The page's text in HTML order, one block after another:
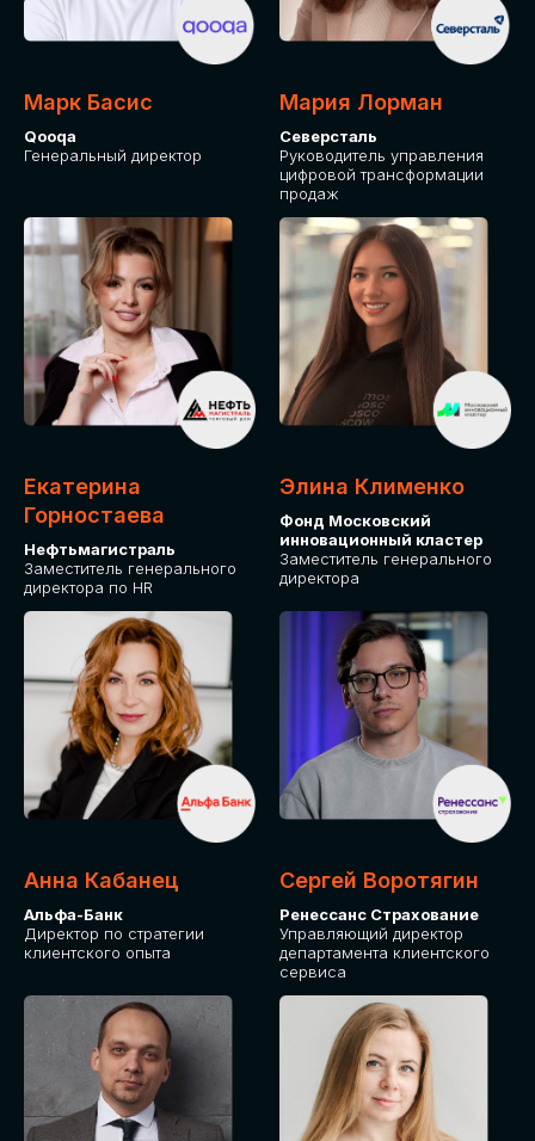
Марк Басис
Qooqa
Генеральный директор
Мария Лорман
Северсталь
Руководитель управления
цифровой трансформации
продаж
Екатерина
Горностаева
Нефтьмагистраль
Заместитель генерального
директора по HR
Элина Клименко
Фонд Московский
инновационный кластер
Заместитель генерального
директора
Анна Кабанец
Альфа-Банк
Директор по стратегии
клиентского опыта
Сергей Воротягин
Ренессанс Страхование
Управляющий директор
департамента клиентского
сервиса
Приглашаем стать партнером GLOBAL
TECH FORUM и презентовать ваши
решения целевой аудитории. Будем
рады сотрудничеству!
СТАНЬТЕ
ЭКСПОНЕНТОМ
ПОДАТЬ ЗАЯВКУ
IT Solutions for Business
СТОИМОСТЬ
УЧАСТИЯ